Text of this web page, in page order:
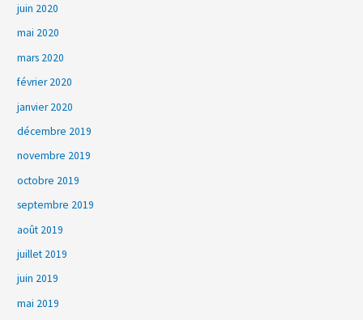
juin 2020
mai 2020
mars 2020
février 2020
janvier 2020
décembre 2019
novembre 2019
octobre 2019
septembre 2019
août 2019
juillet 2019
juin 2019
mai 2019